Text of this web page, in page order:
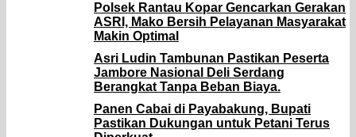
Polsek Rantau Kopar Gencarkan Gerakan
ASRI, Mako Bersih Pelayanan Masyarakat
Makin Optimal
Asri Ludin Tambunan Pastikan Peserta
Jambore Nasional Deli Serdang
Berangkat Tanpa Beban Biaya.
Panen Cabai di Payabakung, Bupati
Pastikan Dukungan untuk Petani Terus